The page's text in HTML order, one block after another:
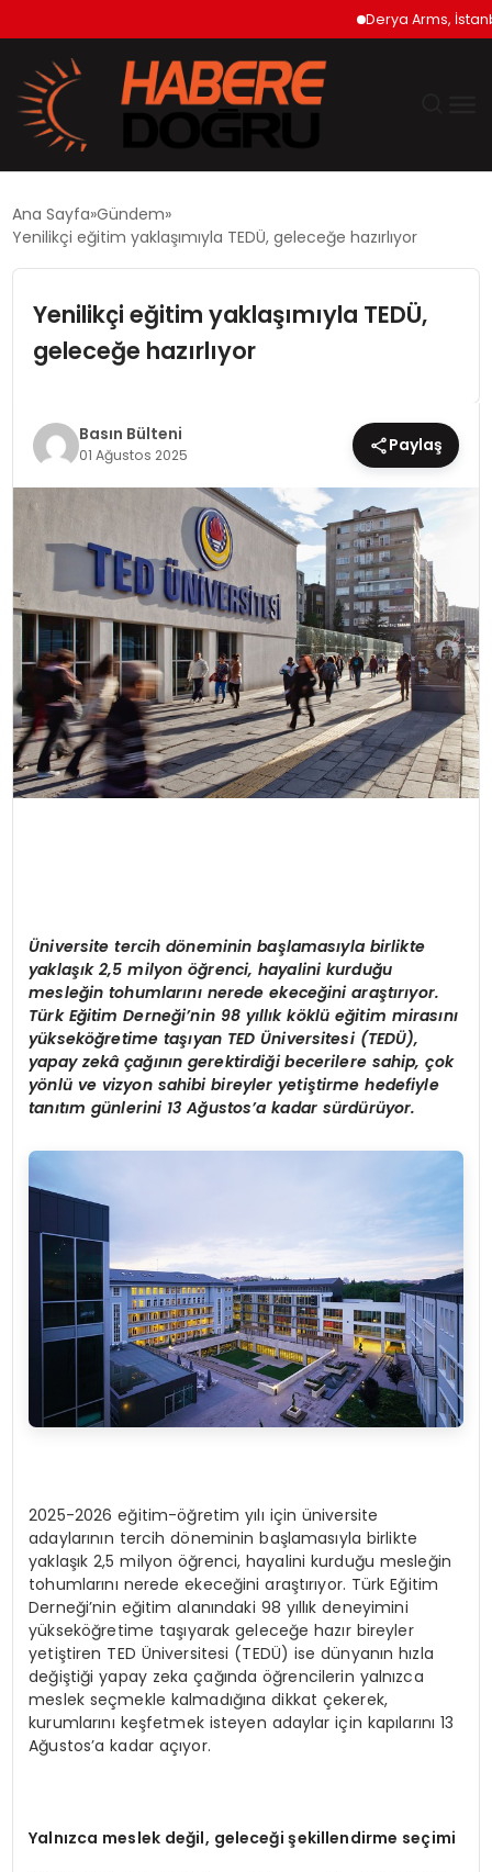
Derya Arms, İstanbul
SİYASET
DÜNYA
TEKNOLOJİ
SPOR
EĞİTİM
MAGAZİN
SAĞLIK
YAŞAM
Ana Sayfa Gündem
Yenilikçi eğitim yaklaşımıyla TEDÜ, geleceğe hazırlıyor
Yenilikçi eğitim yaklaşımıyla TEDÜ,
geleceğe hazırlıyor
Basın Bülteni
01 Ağustos 2025 Paylaş
Üniversite tercih döneminin başlamasıyla birlikte
yaklaşık 2,5 milyon öğrenci, hayalini kurduğu
mesleğin tohumlarını nerede ekeceğini araştırıyor.
Türk Eğitim Derneği’nin 98 yıllık köklü eğitim mirasını
yükseköğretime taşıyan TED Üniversitesi (TEDÜ),
yapay zekâ çağının gerektirdiği becerilere sahip, çok
yönlü ve vizyon sahibi bireyler yetiştirme hedefiyle
tanıtım günlerini 13 Ağustos’a kadar sürdürüyor.
2025-2026 eğitim-öğretim yılı için üniversite
adaylarının tercih döneminin başlamasıyla birlikte
yaklaşık 2,5 milyon öğrenci, hayalini kurduğu mesleğin
tohumlarını nerede ekeceğini araştırıyor. Türk Eğitim
Derneği’nin eğitim alanındaki 98 yıllık deneyimini
yükseköğretime taşıyarak geleceğe hazır bireyler
yetiştiren TED Üniversitesi (TEDÜ) ise dünyanın hızla
değiştiği yapay zeka çağında öğrencilerin yalnızca
meslek seçmekle kalmadığına dikkat çekerek,
kurumlarını keşfetmek isteyen adaylar için kapılarını 13
Ağustos’a kadar açıyor.
Yalnızca meslek değil, geleceği şekillendirme seçimi